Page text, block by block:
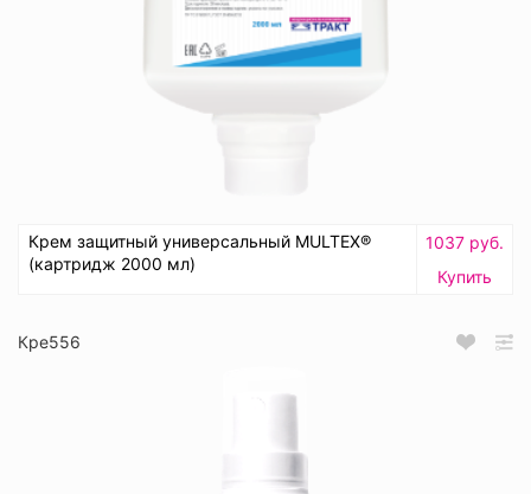
Крем защитный универсальный MULTEX®
(картридж 2000 мл)
1037 руб.
Купить
Кре556